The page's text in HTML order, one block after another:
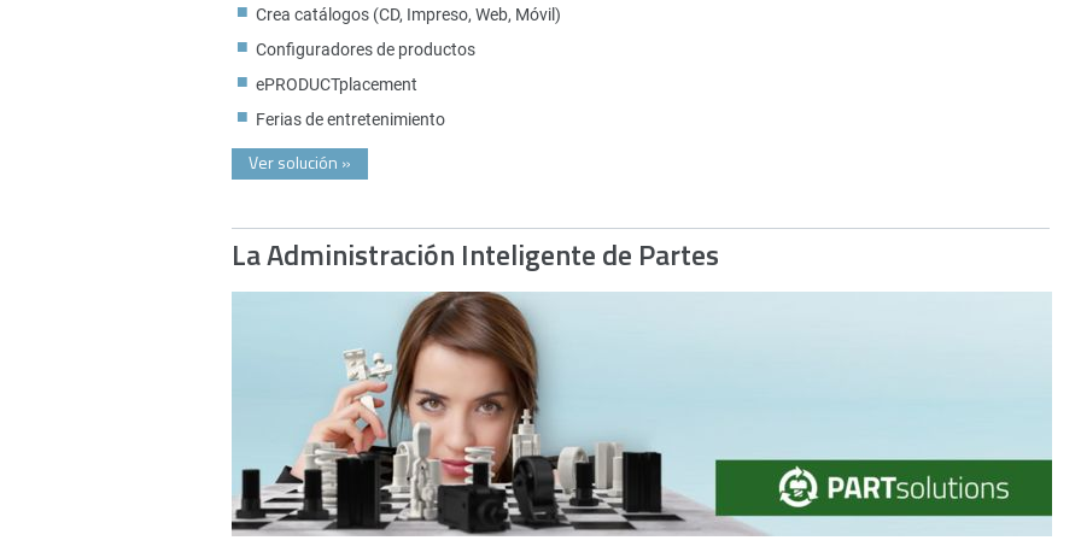
Crea catálogos (CD, Impreso, Web, Móvil)
Configuradores de productos
ePRODUCTplacement
Ferias de entretenimiento
Ver solución »
La Administración Inteligente de Partes